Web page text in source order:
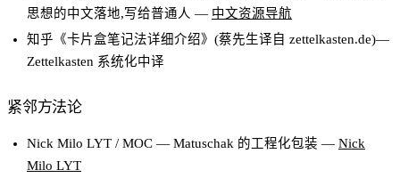
思想的中文落地,写给普通人 — 中文资源导航
知乎《卡片盒笔记法详细介绍》(蔡先生译自 zettelkasten.de)—
Zettelkasten 系统化中译
紧邻方法论
Nick Milo LYT / MOC — Matuschak 的工程化包装 — Nick
Milo LYT